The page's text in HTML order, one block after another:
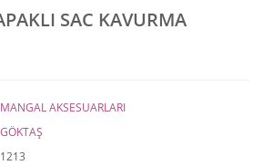
SAC KAVURMA
MANGAL AKSESUARLARI
GÖKTAŞ
1213